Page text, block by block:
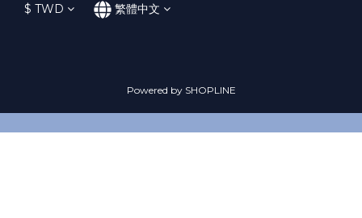
$ TWD 繁體中文
Powered by SHOPLINE